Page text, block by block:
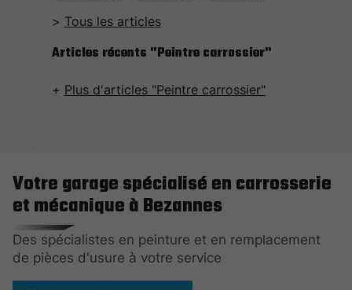
Tous les articles
Articles récents "Peintre carrossier"
Plus d'articles "Peintre carrossier"
Votre garage spécialisé en carrosserie
et mécanique à Bezannes
Des spécialistes en peinture et en remplacement
de pièces d'usure à votre service